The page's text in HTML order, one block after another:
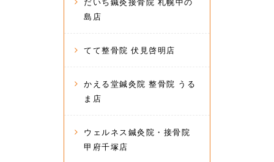
だいち鍼灸接骨院 札幌中の
島店
てて整骨院 伏見啓明店
かえる堂鍼灸院 整骨院 うる
ま店
ウェルネス鍼灸院・接骨院
甲府千塚店